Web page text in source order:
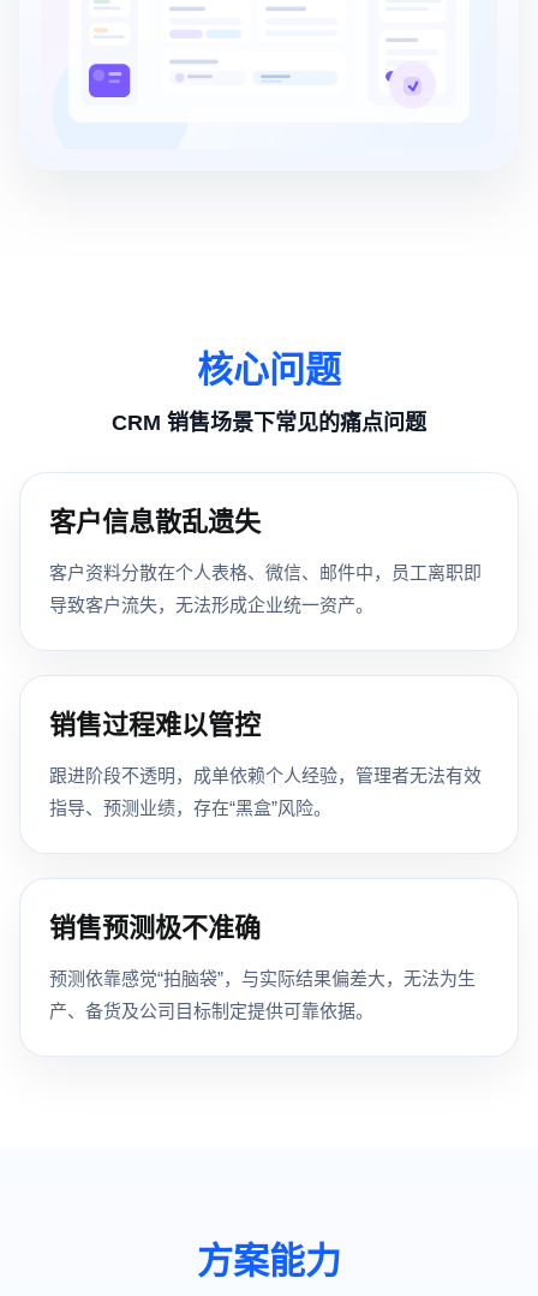
核心问题
CRM 销售场景下常见的痛点问题
客户信息散乱遗失
客户资料分散在个人表格、微信、邮件中，员工离职即
导致客户流失，无法形成企业统一资产。
销售过程难以管控
跟进阶段不透明，成单依赖个人经验，管理者无法有效
指导、预测业绩，存在“黑盒”风险。
销售预测极不准确
预测依靠感觉“拍脑袋”，与实际结果偏差大，无法为生
产、备货及公司目标制定提供可靠依据。
方案能力